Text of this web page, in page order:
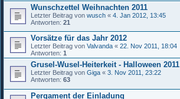
Wunschzettel Weihnachten 2011
Letzter Beitrag von wusch « 4. Jan 2012, 13:45
Antworten: 21
Vorsätze für das Jahr 2012
Letzter Beitrag von Valvanda « 22. Nov 2011, 18:04
Antworten: 1
Grusel-Wusel-Heiterkeit - Halloween 2011
Letzter Beitrag von Giga « 3. Nov 2011, 23:22
Antworten: 63
Pergament der Einladung